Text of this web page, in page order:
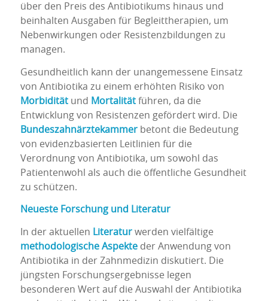
über den Preis des Antibiotikums hinaus und
beinhalten Ausgaben für Begleittherapien, um
Nebenwirkungen oder Resistenzbildungen zu
managen.
Gesundheitlich kann der unangemessene Einsatz
von Antibiotika zu einem erhöhten Risiko von
Morbiditätund Mortalitätführen, da die
Entwicklung von Resistenzen gefördert wird. Die
Bundeszahnärztekammerbetont die Bedeutung
von evidenzbasierten Leitlinien für die
Verordnung von Antibiotika, um sowohl das
Patientenwohl als auch die öffentliche Gesundheit
zu schützen.
Neueste Forschung und Literatur
In der aktuellen Literaturwerden vielfältige
methodologische Aspekteder Anwendung von
Antibiotika in der Zahnmedizin diskutiert. Die
jüngsten Forschungsergebnisse legen
besonderen Wert auf die Auswahl der Antibiotika